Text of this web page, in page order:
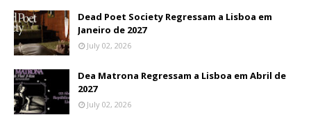
Dead Poet Society Regressam a Lisboa em
Janeiro de 2027
July 02, 2026
Dea Matrona Regressam a Lisboa em Abril de
2027
July 02, 2026